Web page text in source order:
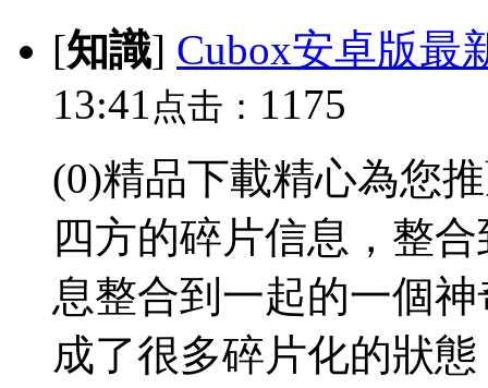
[知識] Cubox安卓版最
13:41 点击： 1175
(0)精品下載精心為您
四方的碎片信息，整
息整合到一起的一個
成了很多碎片化的狀